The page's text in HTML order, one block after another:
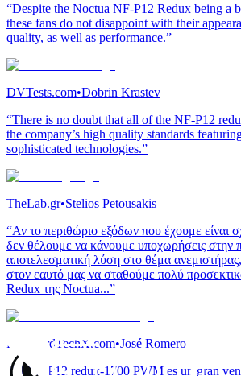
“Despite the Noctua NF-P12 Redux being a
these fans do not disappoint with their
quality, as well as performance.”
DVTests.com•Dobrin Krastev
“There is no doubt that all of the NF-P12
the company’s high quality standards
sophisticated technologies.”
TheLab.gr•Stelios Petousakis
“Αν το περιθώριο εξόδων που έχουμε είναι
δεν θέλουμε να κάνουμε υποχωρήσεις στην
αποτελεσματική λύση στο θέμα
στον εαυτό μας να σταθούμε πολύ
Redux της Noctua...”
RealHardTechX.com•José Romero
“El NF-P12 redux-1700 PWM es un gran